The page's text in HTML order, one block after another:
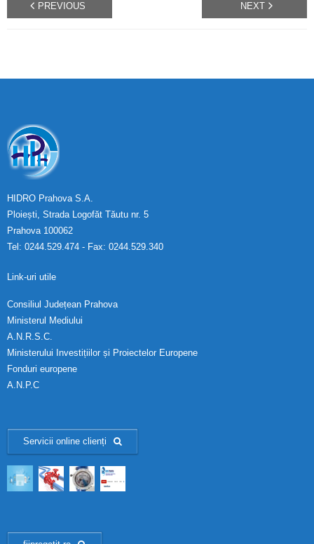
PREVIOUS NEXT
HIDRO Prahova S.A.
Ploiești, Strada Logofăt Tăutu nr. 5
Prahova 100062
Tel: 0244.529.474 - Fax: 0244.529.340
Link-uri utile
Consiliul Județean Prahova
Ministerul Mediului
A.N.R.S.C.
Ministerului Investițiilor și Proiectelor Europene
Fonduri europene
A.N.P.C
Servicii online clienți